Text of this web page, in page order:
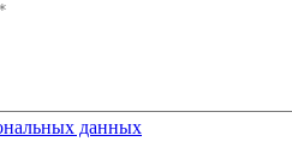
данных